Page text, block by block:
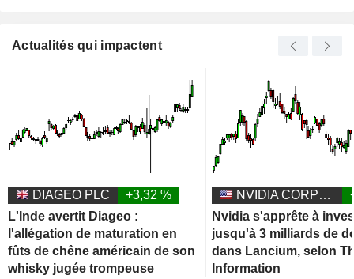
Actualités qui impactent
DIAGEO PLC
+3,32 %
L'Inde avertit Diageo :
l'allégation de maturation en
fûts de chêne américain de son
whisky jugée trompeuse
NVIDIA CORPORATION
Nvidia s'apprête à
jusqu'à 3 milliards de
dans Lancium, selon
Information